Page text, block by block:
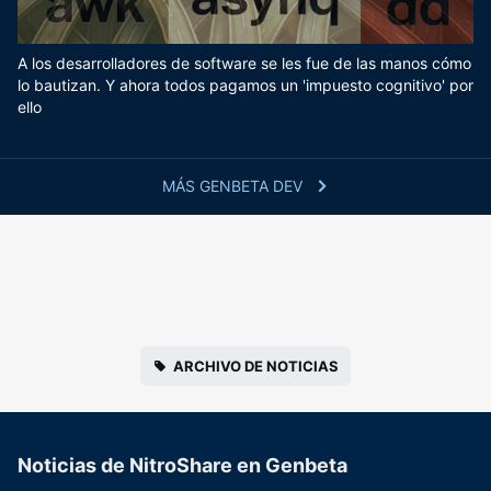
MÁS GENBETA DEV
A los desarrolladores de software se les fue de las manos cómo
lo bautizan. Y ahora todos pagamos un 'impuesto cognitivo' por
ello
ARCHIVO DE NOTICIAS
Noticias de NitroShare en Genbeta